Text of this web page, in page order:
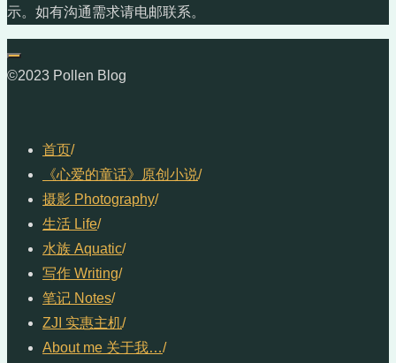
示。如有沟通需求请电邮联系。
©2023 Pollen Blog
首页/
《心爱的童话》原创小说/
摄影 Photography/
生活 Life/
水族 Aquatic/
写作 Writing/
笔记 Notes/
ZJI 实惠主机/
About me 关于我…/